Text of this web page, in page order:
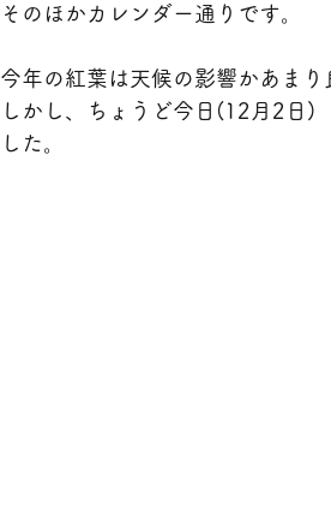
そのほかカレンダー通りです。
今年の紅葉は天候の影響かあまり
しかし、ちょうど今日(12月2日)
した。